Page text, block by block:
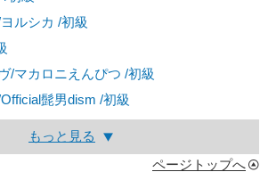
ヨルシカ /初級
/マカロニえんぴつ /初級
Official髭男dism /初級
もっと見る
ページトップへ